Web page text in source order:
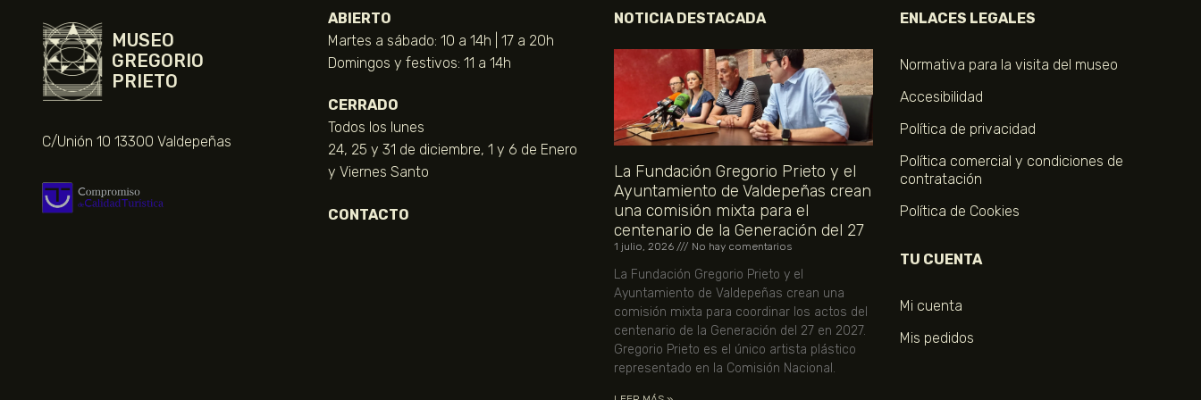
MUSEO
GREGORIO
PRIETO
C/Unión 10 13300 Valdepeñas
ABIERTO
Martes a sábado: 10 a 14h | 17 a 20h
Domingos y festivos: 11 a 14h
CERRADO
Todos los lunes
24, 25 y 31 de diciembre, 1 y 6 de Enero
y Viernes Santo
CONTACTO
NOTICIA DESTACADA
La Fundación Gregorio Prieto y el
Ayuntamiento de Valdepeñas crean
una comisión mixta para el
centenario de la Generación del 27
1 julio, 2026 No hay comentarios
La Fundación Gregorio Prieto y el
Ayuntamiento de Valdepeñas crean una
comisión mixta para coordinar los actos del
centenario de la Generación del 27 en 2027.
Gregorio Prieto es el único artista plástico
representado en la Comisión Nacional.
ENLACES LEGALES
Normativa para la visita del museo
Accesibilidad
Política de privacidad
Política comercial y condiciones de
contratación
Política de Cookies
TU CUENTA
Mi cuenta
Mis pedidos